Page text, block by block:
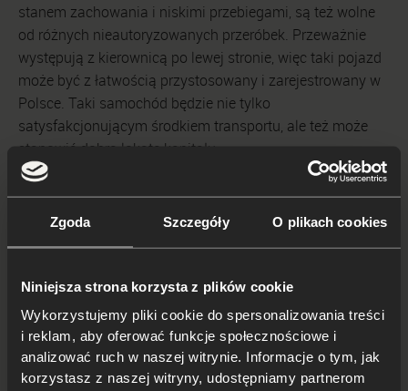
Zgoda Szczegóły O plikach cookies
Niniejsza strona korzysta z plików cookie
Wykorzystujemy pliki cookie do spersonalizowania treści
i reklam, aby oferować funkcje społecznościowe i
analizować ruch w naszej witrynie. Informacje o tym, jak
korzystasz z naszej witryny, udostępniamy partnerom
stanem zachowania i niskimi przebiegami, są też wolne
od różnych nieautoryzowanych przeróbek. Przeważnie
występują z kierownicą po lewej stronie, więc taki pojazd
może być z łatwością przystosowany i zarejestrowany w
Polsce. Taki samochód będzie nie tylko
satysfakcjonującym środkiem transportu, ale też może
stanowić dobrą lokatę kapitału.
Mercedes E63 AMG z
Motors
Zakup samochodu w Japonii jest możliwy tylko przy
udziale profesjonalnego pośrednika, a do takich należy